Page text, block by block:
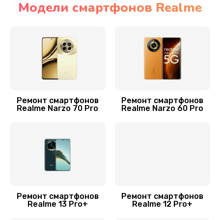
Ремонт динамика
Заказать
Замена корпуса
Модели смартфонов Realme
Ремонт смартфонов
Realme Narzo 70 Pro
Ремонт смартфонов
Realme Narzo 60 Pro
Ремонт смартфонов
Realme 13 Pro+
Ремонт смартфонов
Realme 12 Pro+